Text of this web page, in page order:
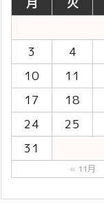
月
火
3
4
10
11
17
18
24
25
31
« 11月